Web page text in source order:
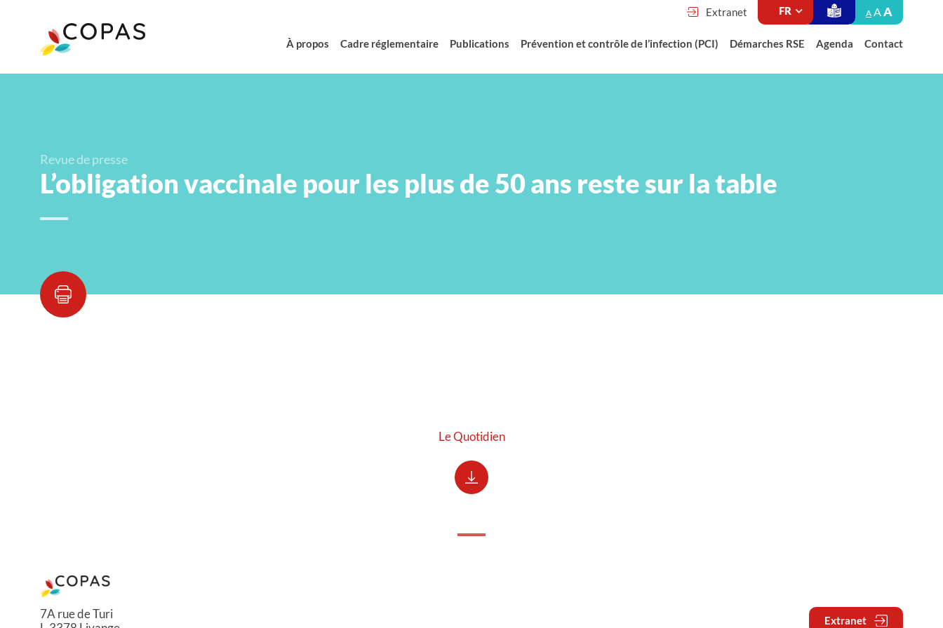
Extranet A AA
À propos Cadre réglementaire Publications Prévention et contrôle de l’infection (PCI) Démarches RSE Agenda Contact
Revue de presse
L’obligation vaccinale pour les plus de 50 ans reste sur la table
Le Quotidien
7A rue de Turi
Extranet